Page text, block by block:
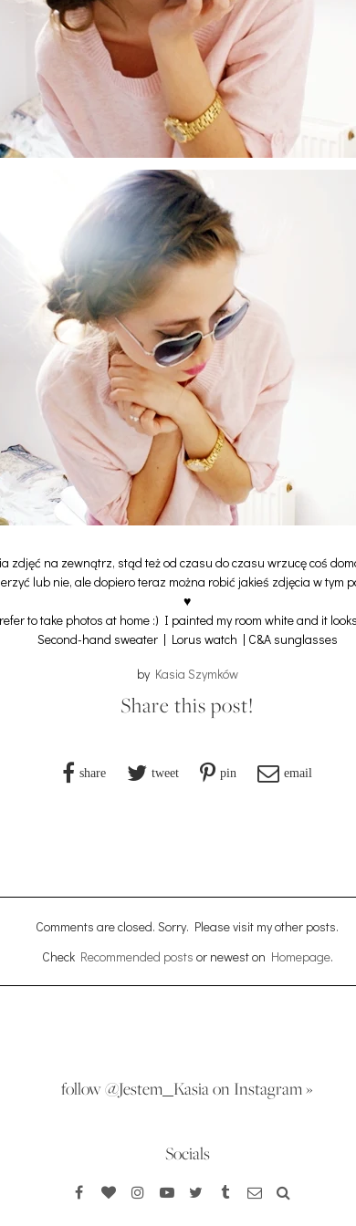
na zewnątrz, stąd też od czasu do czasu wrzucę coś
lub nie, ale dopiero teraz można robić jakieś zdjęcia w tym
♥
to take photos at home :) I painted my room white and it
Second-hand sweater | Lorus watch | C&A sunglasses
by Kasia Szymków
Share this post!
share tweet pin email
Comments are closed. Sorry. Please visit my other posts.
Check Recommended posts or newest on Homepage.
follow @Jestem_Kasia on Instagram »
Socials